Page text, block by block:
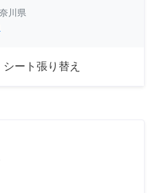
川県
ート張り替え